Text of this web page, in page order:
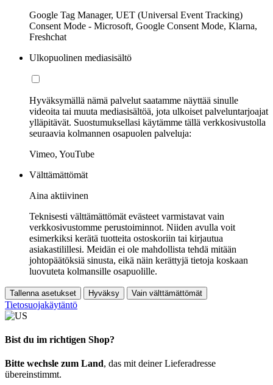
Google Tag Manager, UET (Universal Event Tracking)
Consent Mode - Microsoft, Google Consent Mode, Klarna,
Freshchat
Ulkopuolinen mediasisältö
Hyväksymällä nämä palvelut saatamme näyttää sinulle
videoita tai muuta mediasisältöä, jota ulkoiset palveluntarjoajat
ylläpitävät. Suostumuksellasi käytämme tällä verkkosivustolla
seuraavia kolmannen osapuolen palveluja:
Vimeo, YouTube
Välttämättömät
Aina aktiivinen
Teknisesti välttämättömät evästeet varmistavat vain
verkkosivustomme perustoiminnot. Niiden avulla voit
esimerkiksi kerätä tuotteita ostoskoriin tai kirjautua
asiakastilillesi. Meidän ei ole mahdollista tehdä mitään
johtopäätöksiä sinusta, eikä näin kerättyjä tietoja koskaan
luovuteta kolmansille osapuolille.
Tallenna asetukset Hyväksy Vain välttämättömät
Tietosuojakäytäntö
Bist du im richtigen Shop?
Bitte wechsle zum Land, das mit deiner Lieferadresse
übereinstimmt.